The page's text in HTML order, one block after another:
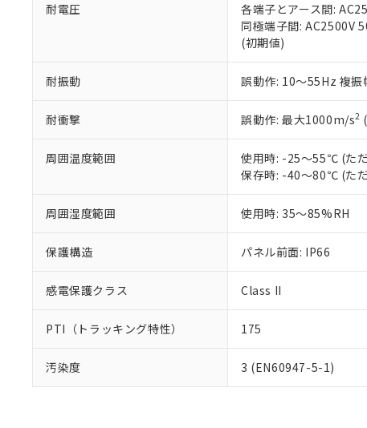
耐電圧
各端子とアース間:
同極端子間: AC2500V
(初期値)
耐振動 誤動作: 10～55Hz 複
耐衝撃 誤動作: 最大1000m/s2
周囲温度範囲
使用時: -25～55℃ (た
保存時: -40～80℃ (た
周囲湿度範囲 使用時: 35～85%RH
保護構造 パネル前面: IP66
感電保護クラス Class II
PTI（トラッキング特性） 175
汚染度 3 (EN60947-5-1)
り割愛しております